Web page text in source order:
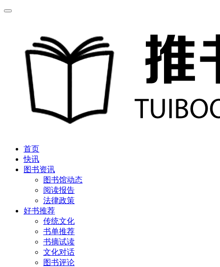
首页
快讯
图书资讯
图书馆动态
阅读报告
法律政策
好书推荐
传统文化
书单推荐
书摘试读
文化对话
图书评论